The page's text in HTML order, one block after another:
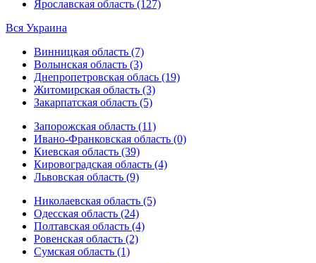
Ярославская область (127)
Вся Украина
Винницкая область (7)
Волынская область (3)
Днепропетровская облась (19)
Житомирская область (3)
Закарпатская область (5)
Запорожская область (11)
Ивано-Франковская область (0)
Киевская область (39)
Кировоградская область (4)
Львовская область (9)
Николаевская область (5)
Одесская область (24)
Полтавская область (4)
Ровенская область (2)
Сумская область (1)